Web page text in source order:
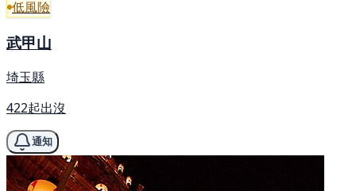
低風險
武甲山
埼玉縣
422起出沒
通知